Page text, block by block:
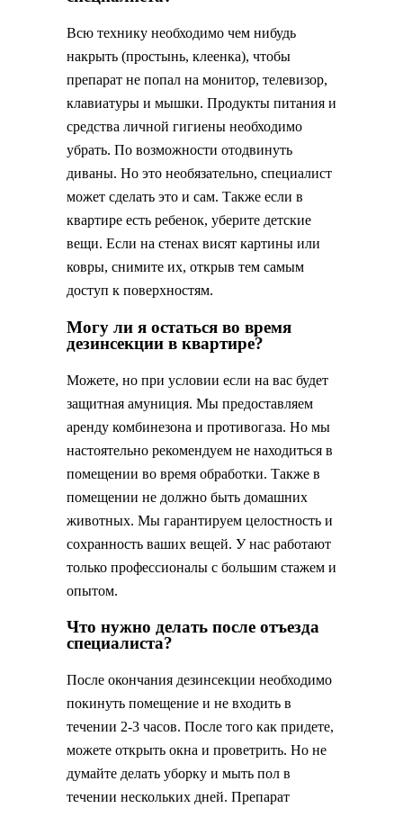
Всю технику необходимо чем нибудь
накрыть (простынь, клеенка), чтобы
препарат не попал на монитор, телевизор,
клавиатуры и мышки. Продукты питания и
средства личной гигиены необходимо
убрать. По возможности отодвинуть
диваны. Но это необязательно, специалист
может сделать это и сам. Также если в
квартире есть ребенок, уберите детские
вещи. Если на стенах висят картины или
ковры, снимите их, открыв тем самым
доступ к поверхностям.
Могу ли я остаться во время
дезинсекции в квартире?
Можете, но при условии если на вас будет
защитная амуниция. Мы предоставляем
аренду комбинезона и противогаза. Но мы
настоятельно рекомендуем не находиться в
помещении во время обработки. Также в
помещении не должно быть домашних
животных. Мы гарантируем целостность и
сохранность ваших вещей. У нас работают
только профессионалы с большим стажем и
опытом.
Что нужно делать после отъезда
специалиста?
После окончания дезинсекции необходимо
покинуть помещение и не входить в
течении 2-3 часов. После того как придете,
можете открыть окна и проветрить. Но не
думайте делать уборку и мыть пол в
течении нескольких дней. Препарат